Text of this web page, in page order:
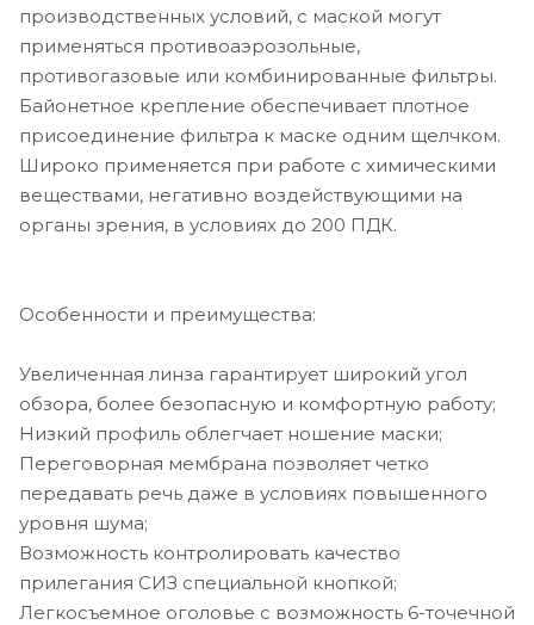
производственных условий, с маской могут
применяться противоаэрозольные,
противогазовые или комбинированные фильтры.
Байонетное крепление обеспечивает плотное
присоединение фильтра к маске одним щелчком.
Широко применяется при работе с химическими
веществами, негативно воздействующими на
органы зрения, в условиях до 200 ПДК.
Особенности и преимущества:
Увеличенная линза гарантирует широкий угол
обзора, более безопасную и комфортную работу;
Низкий профиль облегчает ношение маски;
Переговорная мембрана позволяет четко
передавать речь даже в условиях повышенного
уровня шума;
Возможность контролировать качество
прилегания СИЗ специальной кнопкой;
Легкосъемное оголовье с возможность 6-точечной